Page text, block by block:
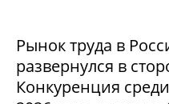
Рынок труда в
развернулся в
Конкуренция